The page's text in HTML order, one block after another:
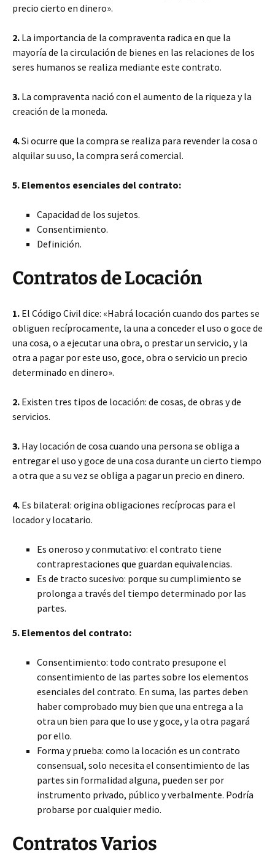
precio cierto en dinero».
2. La importancia de la compraventa radica en que la
mayoría de la circulación de bienes en las relaciones de los
seres humanos se realiza mediante este contrato.
3. La compraventa nació con el aumento de la riqueza y la
creación de la moneda.
4.Si ocurre que la compra se realiza para revender la cosa o
alquilar su uso, la compra será comercial.
5. Elementos esenciales del contrato:
Capacidad de los sujetos.
Consentimiento.
Definición.
Contratos de Locación
1. El Código Civil dice: «Habrá locación cuando dos partes se
obliguen recíprocamente, la una a conceder el uso o goce de
una cosa, o a ejecutar una obra, o prestar un servicio, y la
otra a pagar por este uso, goce, obra o servicio un precio
determinado en dinero».
2. Existen tres tipos de locación: de cosas, de obras y de
servicios.
3. Hay locación de cosa cuando una persona se obliga a
entregar el uso y goce de una cosa durante un cierto tiempo
a otra que a su vez se obliga a pagar un precio en dinero.
4. Es bilateral: origina obligaciones recíprocas para el
locador y locatario.
Es oneroso y conmutativo: el contrato tiene
contraprestaciones que guardan equivalencias.
Es de tracto sucesivo: porque su cumplimiento se
prolonga a través del tiempo determinado por las
partes.
5. Elementos del contrato:
Consentimiento: todo contrato presupone el
consentimiento de las partes sobre los elementos
esenciales del contrato. En suma, las partes deben
haber comprobado muy bien que una entrega a la
otra un bien para que lo use y goce, y la otra pagará
por ello.
Forma y prueba: como la locación es un contrato
consensual, solo necesita el consentimiento de las
partes sin formalidad alguna, pueden ser por
instrumento privado, público y verbalmente. Podría
probarse por cualquier medio.
Contratos Varios